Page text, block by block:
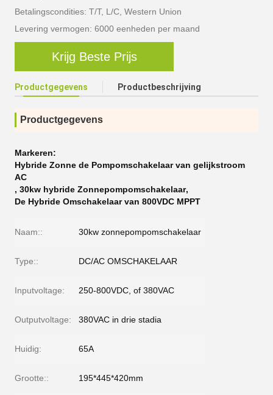
Betalingscondities: T/T, L/C, Western Union
Levering vermogen: 6000 eenheden per maand
Krijg Beste Prijs
Productgegevens Productbeschrijving
Productgegevens
Markeren:
Hybride Zonne de Pompomschakelaar van gelijkstroom
AC
, 30kw hybride Zonnepompomschakelaar,
De Hybride Omschakelaar van 800VDC MPPT
Naam:: 30kw zonnepompomschakelaar
Type:: DC/AC OMSCHAKELAAR
Inputvoltage: 250-800VDC, of 380VAC
Outputvoltage: 380VAC in drie stadia
Huidig: 65A
Grootte:: 195*445*420mm